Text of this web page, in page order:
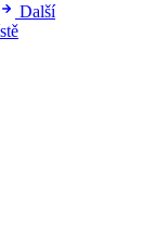
Další